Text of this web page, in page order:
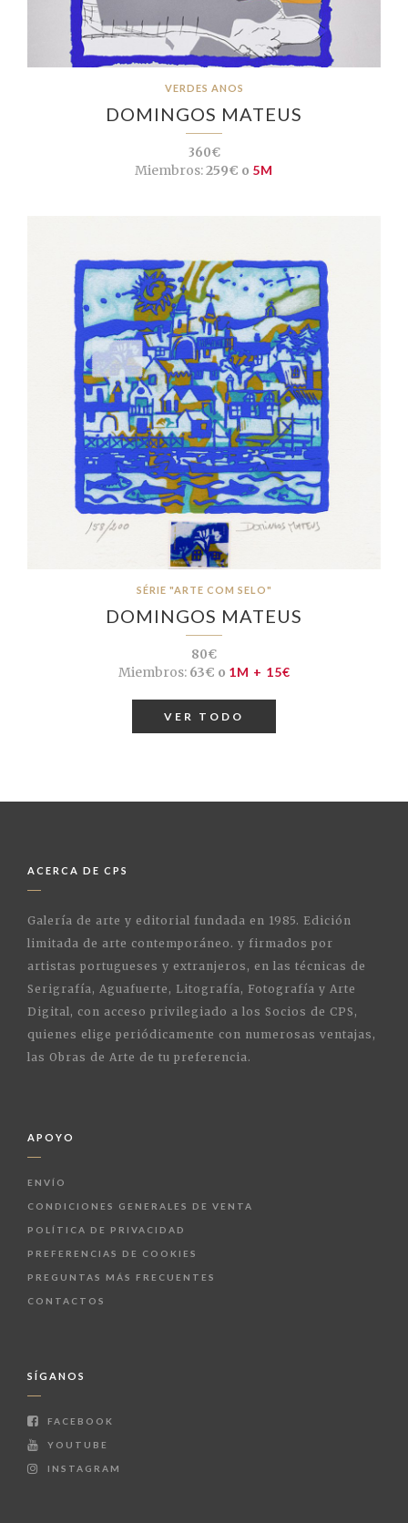
VERDES ANOS
DOMINGOS MATEUS
360€
Miembros:259€ o 5M
SÉRIE "ARTE COM SELO"
DOMINGOS MATEUS
80€
Miembros:63€ o 1M + 15€
VER TODO
ACERCA DE CPS
Galería de arte y editorial fundada en 1985. Edición
limitada de arte contemporáneo. y firmados por
artistas portugueses y extranjeros, en las técnicas de
Serigrafía, Aguafuerte, Litografía, Fotografía y Arte
Digital, con acceso privilegiado a los Socios de CPS,
quienes elige periódicamente con numerosas ventajas,
las Obras de Arte de tu preferencia.
APOYO
ENVÍO
CONDICIONES GENERALES DE VENTA
POLÍTICA DE PRIVACIDAD
PREFERENCIAS DE COOKIES
PREGUNTAS MÁS FRECUENTES
CONTACTOS
SÍGANOS
FACEBOOK
YOUTUBE
INSTAGRAM